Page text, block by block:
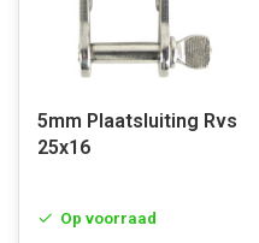
5mm Plaatsluiting Rvs
25x16
Op voorraad